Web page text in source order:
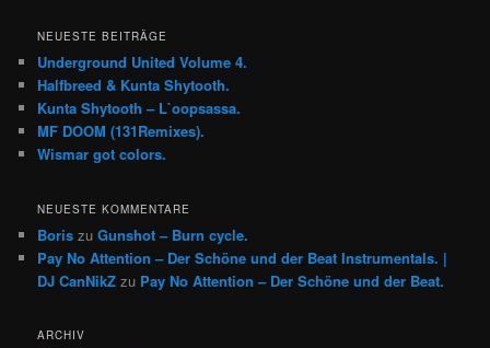
NEUESTE BEITRÄGE
Underground United Volume 4.
Halfbreed & Kunta Shytooth.
Kunta Shytooth – L​`​oopsassa.
MF DOOM (131Remixes).
Wismar got colors.
NEUESTE KOMMENTARE
Boris zuGunshot – Burn cycle.
Pay No Attention – Der Schöne und der Beat Instrumentals. |
DJ CanNikZ zu Pay No Attention – Der Schöne und der Beat.
ARCHIV